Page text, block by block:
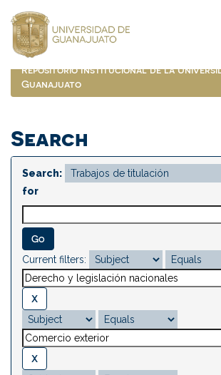
navigation
Repositorio Institucional de la
Guanajuato
Search
Search:
for
Current filters: